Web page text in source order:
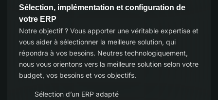
Sélection, implémentation et configuration de
votre ERP
Notre objectif ? Vous apporter une véritable expertise et
vous aider à sélectionner la meilleure solution, qui
répondra à vos besoins. Neutres technologiquement,
nous vous orientons vers la meilleure solution selon votre
budget, vos besoins et vos objectifs.
Sélection d’un ERP adapté